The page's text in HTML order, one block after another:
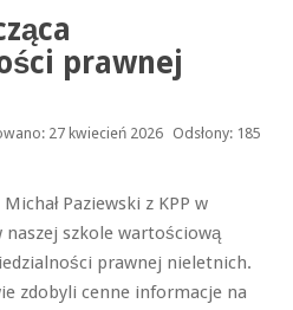
prawnej
27 kwiecień 2026 Odsłony: 185
Paziewski z KPP w
naszej szkole wartościową
prawnej nieletnich.
zdobyli cenne informacje na